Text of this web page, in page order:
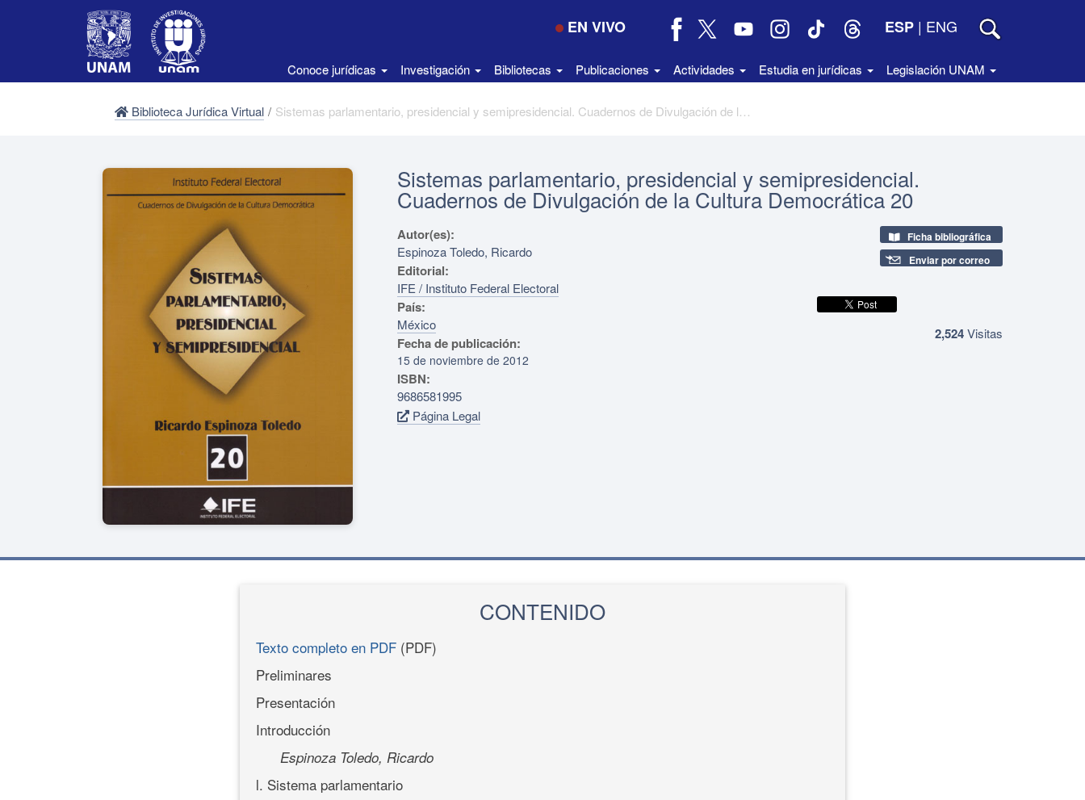
EN VIVO ESP | ENG
Conoce jurídicas Investigación Bibliotecas Publicaciones Actividades Estudia en jurídicas Legislación UNAM
Biblioteca Jurídica Virtual / Sistemas parlamentario, presidencial y semipresidencial. Cuadernos de Divulgación de la Cultura Democrática 20
Sistemas parlamentario, presidencial y semipresidencial.
Cuadernos de Divulgación de la Cultura Democrática 20
Autor(es):
Espinoza Toledo, Ricardo
Editorial:
IFE / Instituto Federal Electoral
País:
México
Fecha de publicación:
15 de noviembre de 2012
ISBN:
9686581995
Página Legal
Ficha bibliográfica
Enviar por correo
2,524Visitas
CONTENIDO
Texto completo en PDF (PDF)
Preliminares
Presentación
Introducción
Espinoza Toledo, Ricardo
l. Sistema parlamentario